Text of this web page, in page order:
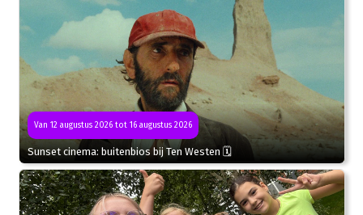
Van 12 augustus 2026 tot 16 augustus 2026
Sunset cinema: buitenbios bij Ten Westen 🗓